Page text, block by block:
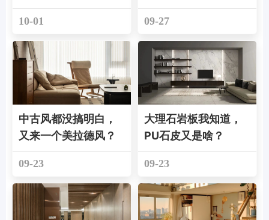
10-01 09-27
中古风都没搞明白，
又来一个美拉德风？
09-23
大理石岩板我知道，
PU石皮又是啥？
09-23